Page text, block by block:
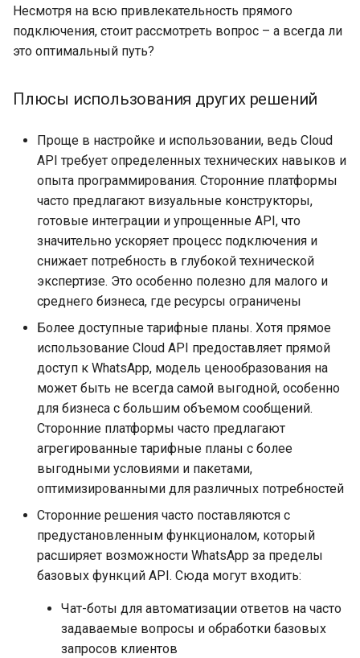
Несмотря на всю привлекательность прямого
подключения, стоит рассмотреть вопрос – а всегда ли
это оптимальный путь?
Плюсы использования других решений
Проще в настройке и использовании, ведь Cloud
API требует определенных технических навыков и
опыта программирования. Сторонние платформы
часто предлагают визуальные конструкторы,
готовые интеграции и упрощенные API, что
значительно ускоряет процесс подключения и
снижает потребность в глубокой технической
экспертизе. Это особенно полезно для малого и
среднего бизнеса, где ресурсы ограничены
Более доступные тарифные планы. Хотя прямое
использование Cloud API предоставляет прямой
доступ к WhatsApp, модель ценообразования на
может быть не всегда самой выгодной, особенно
для бизнеса с большим объемом сообщений.
Сторонние платформы часто предлагают
агрегированные тарифные планы с более
выгодными условиями и пакетами,
оптимизированными для различных потребностей
Сторонние решения часто поставляются с
предустановленным функционалом, который
расширяет возможности WhatsApp за пределы
базовых функций API. Сюда могут входить:
Чат-боты для автоматизации ответов на часто
задаваемые вопросы и обработки базовых
запросов клиентов